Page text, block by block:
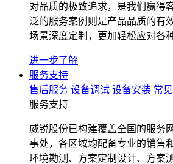
对品质的极致追求，是我们赢得
泛的服务案例则是产品品质的有
场景深度定制，更加轻松应对各
进一步了解
服务支持
售后服务 设备调试 设备安装 常
服务支持
威锐股份已构建覆盖全国的服务
事处，各区域均配备专业的销售
环境勘测、方案定制设计、方案